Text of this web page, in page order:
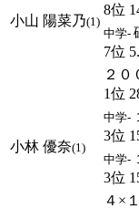
小山 陽菜乃(1)
8位
中学-
7位
小林 優奈(1)
２０
1位
中学-
3位
中学-
3位
４×